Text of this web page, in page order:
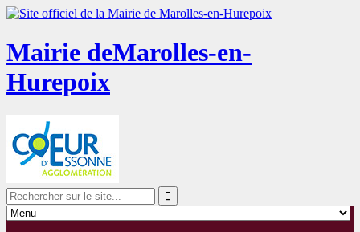
Mairie deMarolles-en-
Hurepoix